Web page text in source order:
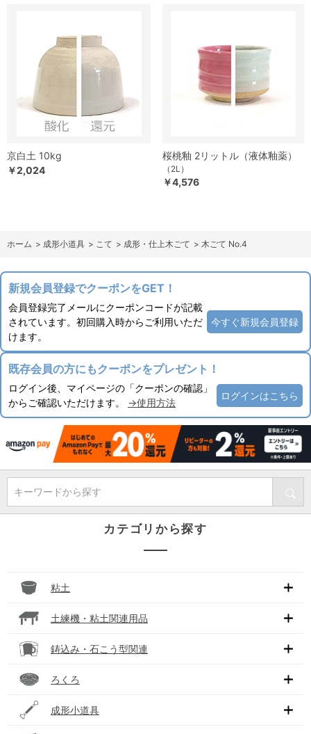
京白土 10kg
￥2,024
桜桃釉 2リットル（液体釉薬）
（2L）
￥4,576
ホーム > 成形小道具 > こて > 成形・仕上木ごて > 木ごて No.4
新規会員登録でクーポンをGET！
会員登録完了メールにクーポンコードが記載
されています。初回購入時からご利用いただ
けます。
今すぐ新規会員登録
既存会員の方にもクーポンをプレゼント！
ログイン後、マイページの「クーポンの確認」
からご確認いただけます。 →使用方法
ログインはこちら
キーワードから探す
カテゴリから探す
粘土
土練機・粘土関連用品
鋳込み・石こう型関連
ろくろ
成形小道具